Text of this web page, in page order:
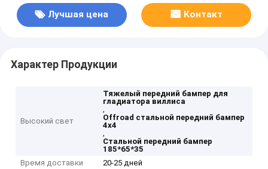
Лучшая цена Контакт
Характер Продукции
Высокий свет
Тяжелый передний бампер для
гладиатора виллиса
,
Offroad стальной передний бампер
4x4
,
Стальной передний бампер
185*65*35
Время доставки
20-25 дней